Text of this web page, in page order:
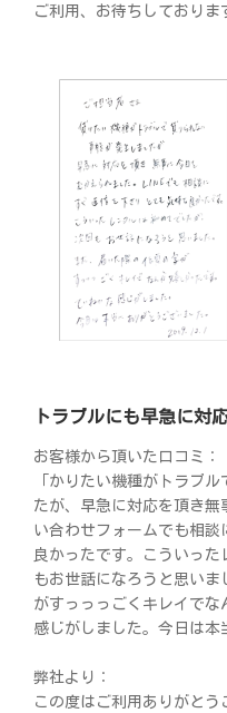
ご利用、お待ちしておりま
トラブルにも早急に対
お客様から頂いた口コミ：
「かりたい機種がトラブ
たが、早急に対応を頂き
い合わせフォームでも相
良かったです。こういっ
もお世話になろうと思い
がすっっっごくキレイで
感じがしました。今日は本
弊社より：
この度はご利用ありがと